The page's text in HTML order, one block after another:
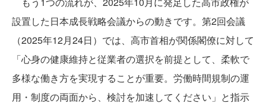
設置した日本成長戦略会議からの動きです。第2回会議
（2025年12月24日）では、高市首相が関係閣僚に対して
「心身の健康維持と従業者の選択を前提として、柔軟で
多様な働き方を実現することが重要。労働時間規制の運
用・制度の両面から、検討を加速してください」と指示